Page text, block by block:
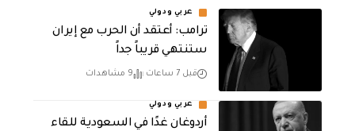
عربي ودولي
‏ترامب: أعتقد أن الحرب مع إيران
ستنتهي قريباً جداً
قبل 7 ساعات 9 مشاهدات
عربي ودولي
أردوغان غدًا في السعودية للقاء